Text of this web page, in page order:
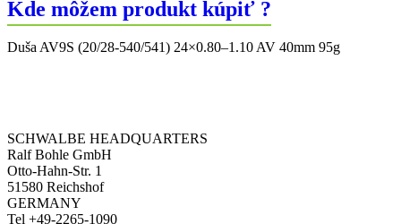
540/541
AV
40mm
Kde môžem produkt kúpiť ?
Duša AV9S (20/28-540/541) 24×0.80–1.10 AV 40mm 95g
SCHWALBE HEADQUARTERS
Ralf Bohle GmbH
Otto-Hahn-Str. 1
51580 Reichshof
GERMANY
Tel +49-2265-1090